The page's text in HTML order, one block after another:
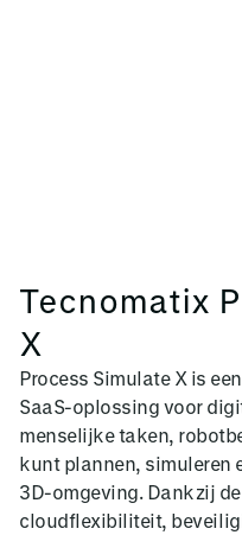
Tecnomatix
X
Process Simulate X is
SaaS-oplossing voor
menselijke taken,
kunt plannen, simuleren
3D-omgeving. Dankzij
cloudflexibiliteit,